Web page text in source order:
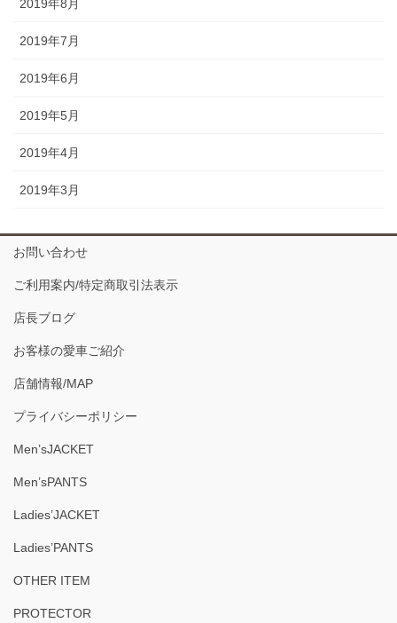
2019年8月
2019年7月
2019年6月
2019年5月
2019年4月
2019年3月
お問い合わせ
ご利用案内/特定商取引法表示
店長ブログ
お客様の愛車ご紹介
店舗情報/MAP
プライバシーポリシー
Men’sJACKET
Men’sPANTS
Ladies’JACKET
Ladies’PANTS
OTHER ITEM
PROTECTOR